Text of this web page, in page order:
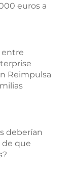
euros a
entre
Reimpulsa
deberían
de que